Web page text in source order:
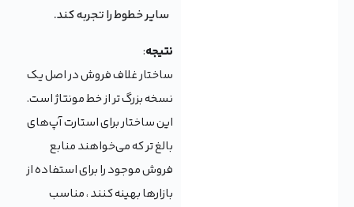
سایر خطوط را تجربه کند.
نتیجه:
ساختار غلاف فروش در اصل یک
نسخه بزرگ تر از خط مونتاژ است.
این ساختار برای استارت آپ‌های
بالغ تر که می‌خواهند منابع
فروش موجود را برای استفاده از
بازارها بهینه کنند ، مناسب